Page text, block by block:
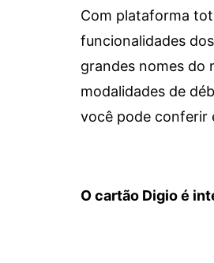
Com plataforma
funcionalidades
grandes nomes do
modalidades de
você pode conferir
O cartão Digio é